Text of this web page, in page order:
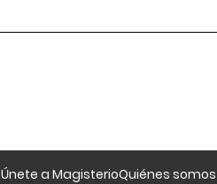
Únete a MagisterioQuiénes somos